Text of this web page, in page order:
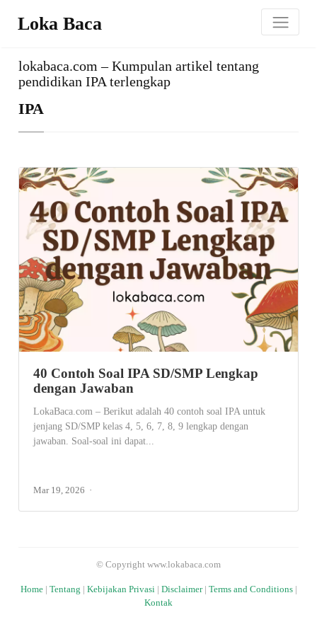
Loka Baca
lokabaca.com – Kumpulan artikel tentang
pendidikan IPA terlengkap
IPA
40 Contoh Soal IPA SD/SMP Lengkap
dengan Jawaban
LokaBaca.com – Berikut adalah 40 contoh soal IPA untuk
jenjang SD/SMP kelas 4, 5, 6, 7, 8, 9 lengkap dengan
jawaban. Soal-soal ini dapat...
Mar 19, 2026
© Copyright www.lokabaca.com
Home| Tentang Kebijakan Privasi| Disclaimer| Terms and Conditions|
Kontak